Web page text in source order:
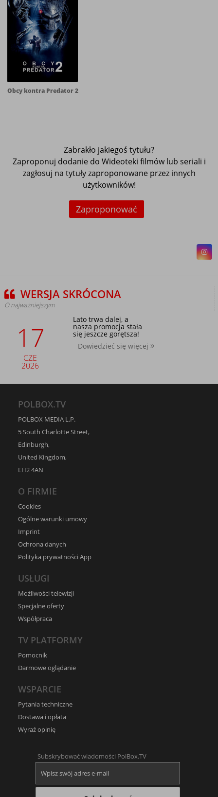
Obcy kontra Predator 2
Zabrakło jakiegoś tytułu?
Zaproponuj dodanie do Wideoteki filmów lub seriali i
zagłosuj na tytuły zaproponowane przez innych
użytkowników!
Zaproponować
WERSJA SKRÓCONA
O najważniejszym
17
CZE
2026
Lato trwa dalej, a
nasza promocja stała
się jeszcze gorętsza!
Dowiedzieć się więcej
POLBOX.TV
POLBOX MEDIA L.P.
5 South Charlotte Street,
Edinburgh,
United Kingdom,
EH2 4AN
O FIRMIE
Cookies
Ogólne warunki umowy
Imprint
Ochrona danych
Polityka prywatności App
USŁUGI
Możliwości telewizji
Specjalne oferty
Współpraca
TV PLATFORMY
Pomocnik
Darmowe oglądanie
WSPARCIE
Pytania techniczne
Dostawa i opłata
Wyraź opinię
Subskrybować wiadomości PolBox.TV